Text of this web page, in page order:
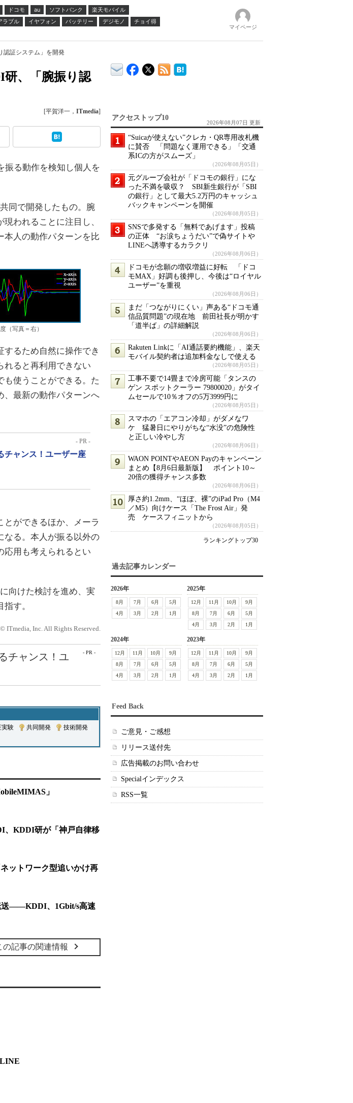
ドコモ au ソフトバンク
楽天モバイル
ラブル イヤフォン バッテリー デジモノ
チョイ得
マイページ
証システム」を開発
、「腕振り認
[平賀洋一， ITmedia]
る動作を検知し個人を
同で開発したもの。腕
われることに注目し、
本人の動作パターンを比
（写真＝右）
るため自然に操作でき
れると再利用できない
も使うことができる。た
、最新の動作パターンへ
- PR -
チャンス！ユーザー座
ができるほか、メーラ
なる。本人が振る以外の
応用も考えられるとい
向けた検討を進め、実
す。
ITmedia, Inc. All Rights Reserved.
- PR -
チャンス！ユ
実験 共同開発 技術開発
」
、KDDI研が「神戸自律移
ットワーク型追いかけ再
送――KDDI、1Gbit/s高速
の記事の関連情報
アクセストップ10
2026年08月07日 更新
“Suicaが使えない”クレカ・QR専用改札機
に賛否 「問題なく運用できる」「交通
系ICの方がスムーズ」
（2026年08月05日）
元グループ会社が「ドコモの銀行」にな
った不満を吸収？ SBI新生銀行が「SBI
の銀行」として最大5.2万円のキャッシュ
バックキャンペーンを開催
（2026年08月05日）
SNSで多発する「無料であげます」投稿
の正体 “お涙ちょうだい”で偽サイトや
LINEへ誘導するカラクリ
（2026年08月06日）
ドコモが念願の増収増益に好転 「ドコ
モMAX」好調も後押し、今後は“ロイヤル
ユーザー”を重視
（2026年08月06日）
まだ「つながりにくい」声ある“ドコモ通
信品質問題”の現在地 前田社長が明かす
「道半ば」の詳細解説
（2026年08月06日）
Rakuten Linkに「AI通話要約機能」、楽天
モバイル契約者は追加料金なしで使える
（2026年08月05日）
工事不要で14畳まで冷房可能「タンスの
ゲン スポットクーラー 79800020」がタイ
ムセールで10％オフの5万3999円に
（2026年08月05日）
スマホの「エアコン冷却」がダメなワ
ケ 猛暑日にやりがちな“水没”の危険性
と正しい冷やし方
（2026年08月06日）
WAON POINTやAEON Payのキャンペーン
まとめ【8月6日最新版】 ポイント10～
20倍の獲得チャンス多数
（2026年08月06日）
厚さ約1.2mm、“ほぼ、裸”のiPad Pro（M4
／M5）向けケース「The Frost Air」発
売 ケースフィニットから
（2026年08月05日）
ランキングトップ30
過去記事カレンダー
2026年
8月 7月 6月
5月
4月
3月 2月 1月
2025年
12月 11月 10月
9月
8月
7月 6月
5月
4月
3月 2月 1月
2024年
12月 11月 10月
9月
8月
7月 6月
5月
4月
3月 2月 1月
2023年
12月 11月 10月
9月
8月
7月 6月
5月
4月
3月 2月 1月
Feed Back
ご意見・ご感想
リリース送付先
広告掲載のお問い合わせ
Specialインデックス
RSS一覧